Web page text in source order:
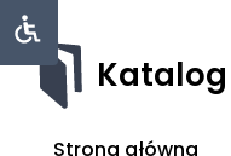
Strona główna